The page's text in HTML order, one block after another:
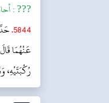
??? :
5844.
عَنْهُمَا
رُكْبَتَيْهِ،